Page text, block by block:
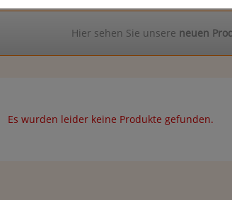
Hier sehen Sie unsere neuen
Es wurden leider keine Produkte gefunden.